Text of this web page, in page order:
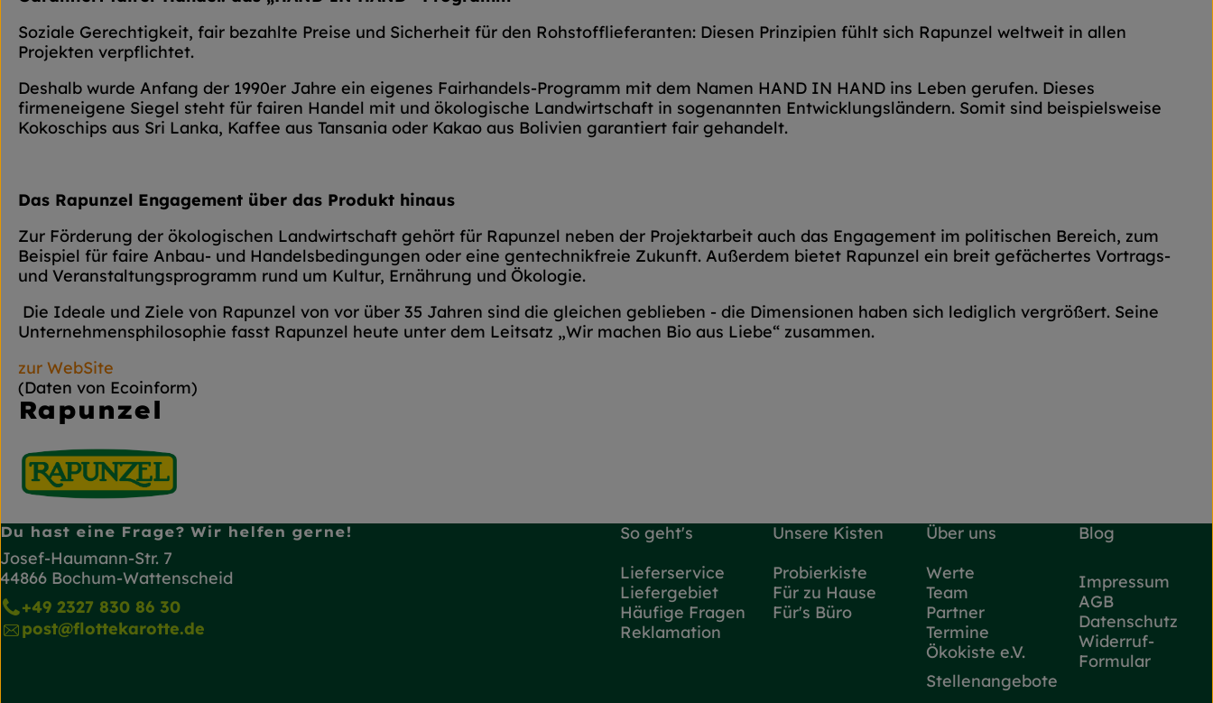
Soziale Gerechtigkeit, fair bezahlte Preise und Sicherheit für den Rohstofflieferanten: Diesen Prinzipien fühlt sich Rapunzel weltweit in allen
Projekten verpflichtet.
Deshalb wurde Anfang der 1990er Jahre ein eigenes Fairhandels-Programm mit dem Namen HAND IN HAND ins Leben gerufen. Dieses
firmeneigene Siegel steht für fairen Handel mit und ökologische Landwirtschaft in sogenannten Entwicklungsländern. Somit sind beispielsweise
Kokoschips aus Sri Lanka, Kaffee aus Tansania oder Kakao aus Bolivien garantiert fair gehandelt.
Das Rapunzel Engagement über das Produkt hinaus
Zur Förderung der ökologischen Landwirtschaft gehört für Rapunzel neben der Projektarbeit auch das Engagement im politischen Bereich, zum
Beispiel für faire Anbau- und Handelsbedingungen oder eine gentechnikfreie Zukunft. Außerdem bietet Rapunzel ein breit gefächertes Vortrags-
und Veranstaltungsprogramm rund um Kultur, Ernährung und Ökologie.
Die Ideale und Ziele von Rapunzel von vor über 35 Jahren sind die gleichen geblieben - die Dimensionen haben sich lediglich vergrößert. Seine
Unternehmensphilosophie fasst Rapunzel heute unter dem Leitsatz „Wir machen Bio aus Liebe“ zusammen.
zur WebSite
(Daten von Ecoinform)
Rapunzel
Du hast eine Frage? Wir helfen gerne!
Josef-Haumann-Str. 7
44866 Bochum-Wattenscheid
+49 2327 830 86 30
post@flottekarotte.de
So geht's
Lieferservice
Liefergebiet
Häufige Fragen
Reklamation
Unsere Kisten
Probierkiste
Für zu Hause
Für's Büro
Über uns
Werte
Team
Partner
Termine
Ökokiste e.V.
Stellenangebote
Blog
Impressum
AGB
Datenschutz
Widerruf-
Formular